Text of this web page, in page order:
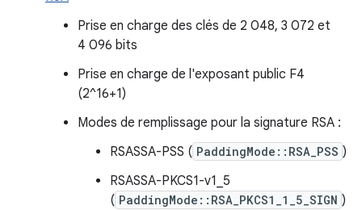
Prise en charge des clés de 2 048, 3 072 et
4 096 bits
Prise en charge de l'exposant public F4
(2^16+1)
Modes de remplissage pour la signature RSA :
RSASSA-PSS ( PaddingMode::RSA_PSS )
RSASSA-PKCS1-v1_5
( PaddingMode::RSA_PKCS1_1_5_SIGN )